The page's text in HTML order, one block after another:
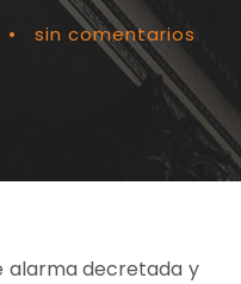
• sin comentarios
alarma decretada y